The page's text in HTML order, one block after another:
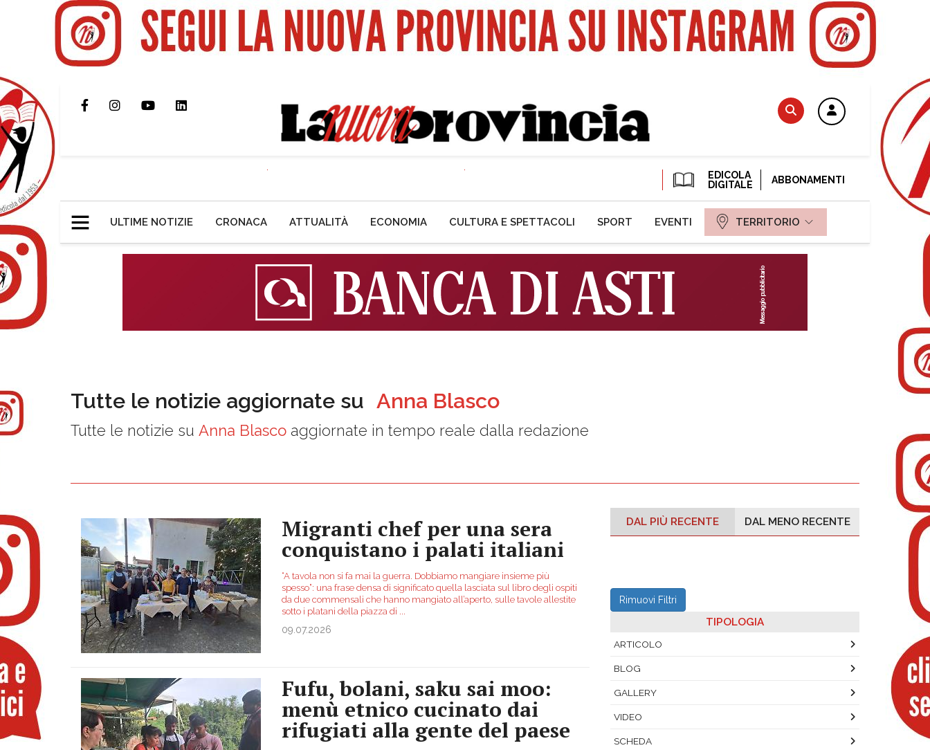
EDICOLA
DIGITALE
ABBONAMENTI
ULTIME NOTIZIE CRONACA ATTUALITÀ ECONOMIA CULTURA E SPETTACOLI SPORT EVENTI TERRITORIO
Tutte le notizie aggiornate su Anna Blasco
Tutte le notizie su Anna Blasco aggiornate in tempo reale dalla redazione
Migranti chef per una sera
conquistano i palati italiani
“A tavola non si fa mai la guerra. Dobbiamo mangiare insieme più
spesso”: una frase densa di significato quella lasciata sul libro degli ospiti
da due commensali che hanno mangiato all’aperto, sulle tavole allestite
sotto i platani della piazza di
09.07.2026
Fufu, bolani, saku sai moo:
menù etnico cucinato dai
rifugiati alla gente del paese
DAL PIÙ RECENTE DAL MENO RECENTE
Rimuovi Filtri
TIPOLOGIA
ARTICOLO
BLOG
GALLERY
VIDEO
SCHEDA